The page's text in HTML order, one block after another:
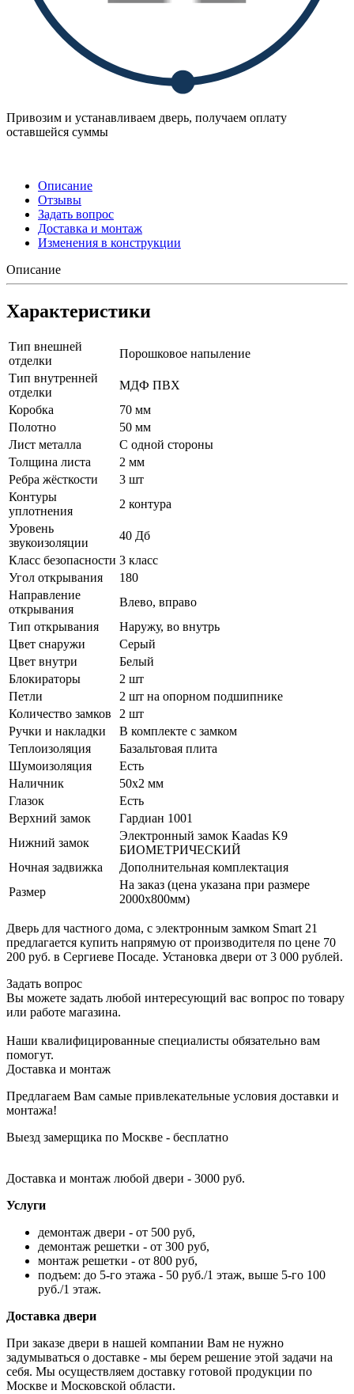
Привозим и устанавливаем дверь, получаем оплату
оставшейся суммы
Описание
Отзывы
Задать вопрос
Доставка и монтаж
Изменения в конструкции
Описание
Характеристики
Тип внешней
отделки
Порошковое напыление
Тип внутренней
отделки
МДФ ПВХ
Коробка
70 мм
Полотно
50 мм
Лист металла
С одной стороны
Толщина листа
2 мм
Ребра жёсткости
3 шт
Контуры
уплотнения
2 контура
Уровень
звукоизоляции
40 Дб
Класс безопасности 3 класс
Угол открывания
180
Направление
открывания
Влево, вправо
Тип открывания
Наружу, во внутрь
Цвет снаружи
Серый
Цвет внутри
Белый
Блокираторы
2 шт
Петли
2 шт на опорном подшипнике
Количество замков
2 шт
Ручки и накладки
В комплекте с замком
Теплоизоляция
Базальтовая плита
Шумоизоляция
Есть
Наличник
50х2 мм
Глазок
Есть
Верхний замок
Гардиан 1001
Нижний замок
Электронный замок Kaadas K9
БИОМЕТРИЧЕСКИЙ
Ночная задвижка
Дополнительная комплектация
Размер
На заказ (цена указана при размере
2000х800мм)
Дверь для частного дома, с электронным замком Smart 21
предлагается купить напрямую от производителя по цене 70
200 руб. в Сергиеве Посаде. Установка двери от 3 000 рублей.
Задать вопрос
Вы можете задать любой интересующий вас вопрос по товару
или работе магазина.
Наши квалифицированные специалисты обязательно вам
помогут.
Доставка и монтаж
Предлагаем Вам самые привлекательные условия доставки и
монтажа!
Выезд замерщика по Москве - бесплатно
Доставка и монтаж любой двери - 3000 руб.
Услуги
демонтаж двери - от 500 руб,
демонтаж решетки - от 300 руб,
монтаж решетки - от 800 руб,
подъем: до 5-го этажа - 50 руб./1 этаж, выше 5-го 100
руб./1 этаж.
Доставка двери
При заказе двери в нашей компании Вам не нужно
задумываться о доставке - мы берем решение этой задачи на
себя. Мы осуществляем доставку готовой продукции по
Москве и Московской области.